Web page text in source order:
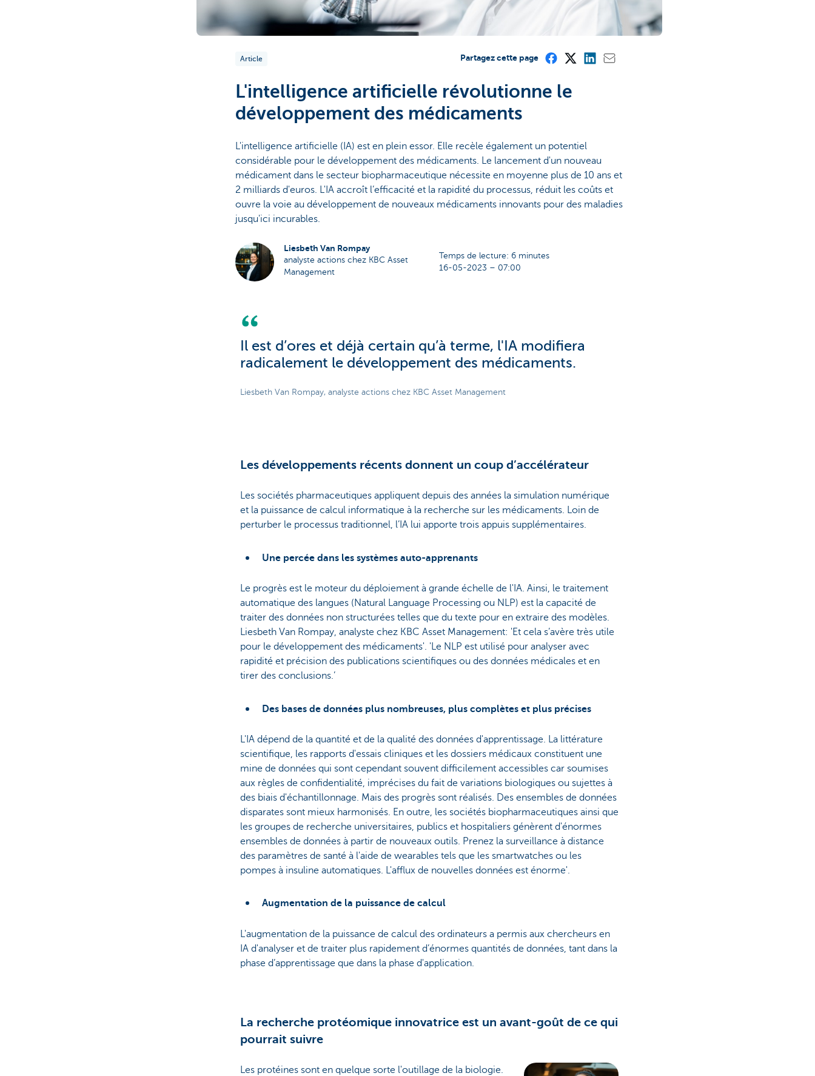
Article Partagez cette page
L'intelligence artificielle révolutionne le
développement des médicaments
L'intelligence artificielle (IA) est en plein essor. Elle recèle également un potentiel
considérable pour le développement des médicaments. Le lancement d'un nouveau
médicament dans le secteur biopharmaceutique nécessite en moyenne plus de 10 ans et
2 milliards d'euros. L'IA accroît l’efficacité et la rapidité du processus, réduit les coûts et
ouvre la voie au développement de nouveaux médicaments innovants pour des maladies
jusqu'ici incurables.
Liesbeth Van Rompay
analyste actions chez KBC Asset
Management
Temps de lecture: 6 minutes
16-05-2023 – 07:00
Il est d’ores et déjà certain qu’à terme, l'IA modifiera
radicalement le développement des médicaments.
Liesbeth Van Rompay, analyste actions chez KBC Asset Management
Les développements récents donnent un coup d’accélérateur
Les sociétés pharmaceutiques appliquent depuis des années la simulation numérique
et la puissance de calcul informatique à la recherche sur les médicaments. Loin de
perturber le processus traditionnel, l’IA lui apporte trois appuis supplémentaires.
Une percée dans les systèmes auto-apprenants
Le progrès est le moteur du déploiement à grande échelle de l'IA. Ainsi, le traitement
automatique des langues (Natural Language Processing ou NLP) est la capacité de
traiter des données non structurées telles que du texte pour en extraire des modèles.
Liesbeth Van Rompay, analyste chez KBC Asset Management: 'Et cela s’avère très utile
pour le développement des médicaments'. 'Le NLP est utilisé pour analyser avec
rapidité et précision des publications scientifiques ou des données médicales et en
tirer des conclusions.’
Des bases de données plus nombreuses, plus complètes et plus précises
L'IA dépend de la quantité et de la qualité des données d'apprentissage. La littérature
scientifique, les rapports d'essais cliniques et les dossiers médicaux constituent une
mine de données qui sont cependant souvent difficilement accessibles car soumises
aux règles de confidentialité, imprécises du fait de variations biologiques ou sujettes à
des biais d'échantillonnage. Mais des progrès sont réalisés. Des ensembles de données
disparates sont mieux harmonisés. En outre, les sociétés biopharmaceutiques ainsi que
les groupes de recherche universitaires, publics et hospitaliers génèrent d'énormes
ensembles de données à partir de nouveaux outils. Prenez la surveillance à distance
des paramètres de santé à l'aide de wearables tels que les smartwatches ou les
pompes à insuline automatiques. L'afflux de nouvelles données est énorme'.
Augmentation de la puissance de calcul
L'augmentation de la puissance de calcul des ordinateurs a permis aux chercheurs en
IA d'analyser et de traiter plus rapidement d’énormes quantités de données, tant dans la
phase d’apprentissage que dans la phase d'application.
La recherche protéomique innovatrice est un avant-goût de ce qui
pourrait suivre
Les protéines sont en quelque sorte l'outillage de la biologie.